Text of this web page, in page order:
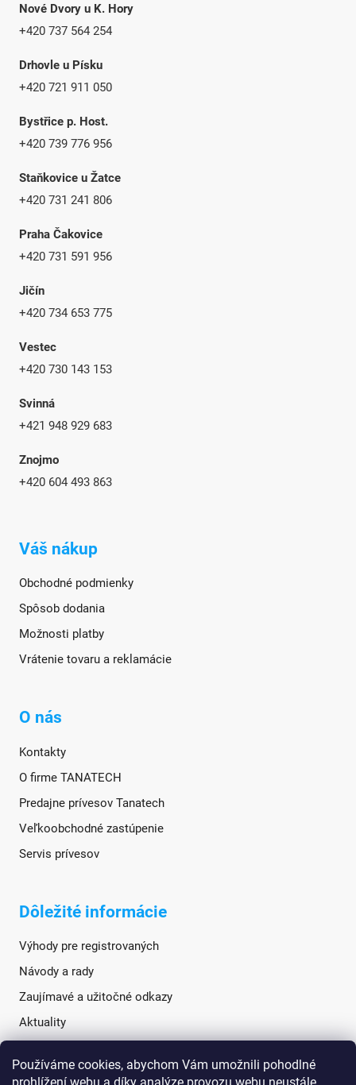
Používáme cookies, abychom Vám umožnili pohodlné
Nové Dvory u K. Hory
+420 737 564 254
Drhovle u Písku
+420 721 911 050
Bystřice p. Host.
+420 739 776 956
Staňkovice u Žatce
+420 731 241 806
Praha Čakovice
+420 731 591 956
Jičín
+420 734 653 775
Vestec
+420 730 143 153
Svinná
+421 948 929 683
Znojmo
+420 604 493 863
Váš nákup
Obchodné podmienky
Spôsob dodania
Možnosti platby
Vrátenie tovaru a reklamácie
O nás
Kontakty
O firme TANATECH
Predajne prívesov Tanatech
Veľkoobchodné zastúpenie
Servis prívesov
Dôležité informácie
Výhody pre registrovaných
Návody a rady
Zaujímavé a užitočné odkazy
Aktuality
Sociálne siete